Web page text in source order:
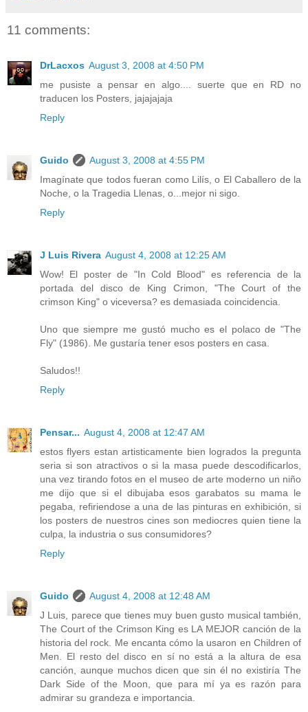
11 comments:
DrLacxos August 3, 2008 at 4:50 PM
me pusiste a pensar en algo.... suerte que en RD no
traducen los Posters, jajajajaja
Reply
Guido
August 3, 2008 at 4:55 PM
Imagínate que todos fueran como Lilís, o El Caballero de la
Noche, o la Tragedia Llenas, o...mejor ni sigo.
Reply
J Luis Rivera August 4, 2008 at 12:25 AM
Wow! El poster de "In Cold Blood" es referencia de la
portada del disco de King Crimon, "The Court of the
crimson King" o viceversa? es demasiada coincidencia.
Uno que siempre me gustó mucho es el polaco de "The
Fly" (1986). Me gustaría tener esos posters en casa.
Saludos!!
Reply
Pensar... August 4, 2008 at 12:47 AM
estos flyers estan artisticamente bien logrados la pregunta
seria si son atractivos o si la masa puede descodificarlos,
una vez tirando fotos en el museo de arte moderno un niño
me dijo que si el dibujaba esos garabatos su mama le
pegaba, refiriendose a una de las pinturas en exhibición, si
los posters de nuestros cines son mediocres quien tiene la
culpa, la industria o sus consumidores?
Reply
Guido
August 4, 2008 at 12:48 AM
J Luis, parece que tienes muy buen gusto musical también,
The Court of the Crimson King es LA MEJOR canción de la
historia del rock. Me encanta cómo la usaron en Children of
Men. El resto del disco en sí no está a la altura de esa
canción, aunque muchos dicen que sin él no existiría The
Dark Side of the Moon, que para mí ya es razón para
admirar su grandeza e importancia.